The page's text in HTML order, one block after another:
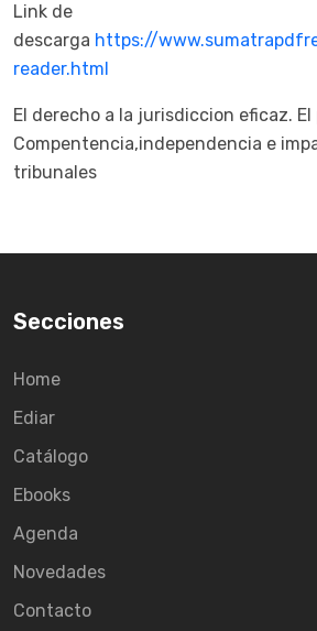
Link de
descarga https://
reader.html
El derecho a la jurisdiccion eficaz.
Compentencia,independencia e
tribunales
Secciones
Home
Ediar
Catálogo
Ebooks
Agenda
Novedades
Contacto